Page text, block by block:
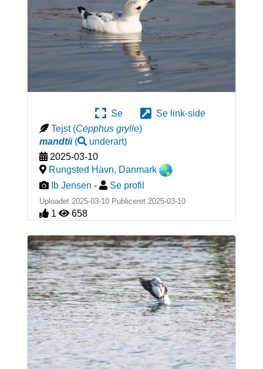
Se
Se link-side
Tejst (Cepphus grylle)
mandtii( underart)
2025-03-10
Rungsted Havn, Danmark
Ib Jensen - Se profil
Uploadet 2025-03-10 Publiceret 2025-03-10
1 658